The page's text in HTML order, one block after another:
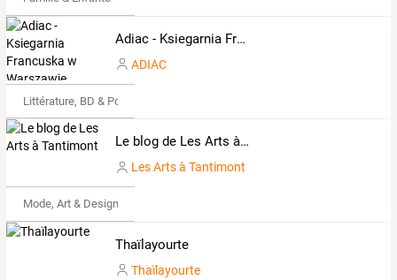
Adiac - Ksiegarnia Francuska w Warszawie
ADIAC
Littérature, BD & Poésie
Le blog de Les Arts à Tantimont
Les Arts à Tantimont
Mode, Art & Design
Thaïlayourte
Thaïlayourte